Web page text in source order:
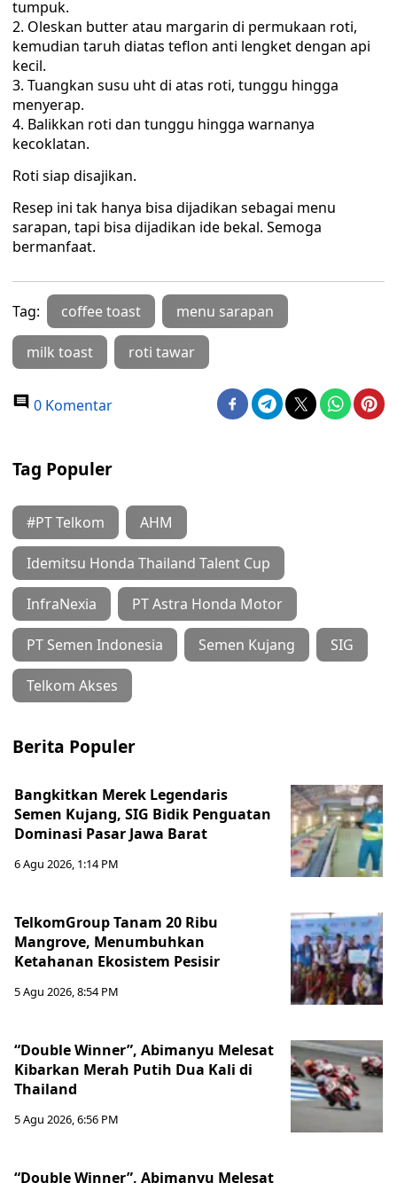
tumpuk.
Oleskan butter atau margarin di permukaan roti,
kemudian taruh diatas teflon anti lengket dengan api
kecil.
Tuangkan susu uht di atas roti, tunggu hingga
menyerap.
Balikkan roti dan tunggu hingga warnanya
kecoklatan.
Roti siap disajikan.
Resep ini tak hanya bisa dijadikan sebagai menu
sarapan, tapi bisa dijadikan ide bekal. Semoga
bermanfaat.
Tag: coffee toast menu sarapan
milk toast roti tawar
0 Komentar
Tag Populer
#PT Telkom AHM
Idemitsu Honda Thailand Talent Cup
InfraNexia PT Astra Honda Motor
PT Semen Indonesia Semen Kujang SIG
Telkom Akses
Berita Populer
Bangkitkan Merek Legendaris
Semen Kujang, SIG Bidik Penguatan
Dominasi Pasar Jawa Barat
6 Agu 2026, 1:14 PM
TelkomGroup Tanam 20 Ribu
Mangrove, Menumbuhkan
Ketahanan Ekosistem Pesisir
5 Agu 2026, 8:54 PM
“Double Winner”, Abimanyu Melesat
Kibarkan Merah Putih Dua Kali di
Thailand
5 Agu 2026, 6:56 PM
“Double Winner”, Abimanyu Melesat